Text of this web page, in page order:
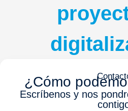
¿Cómo
Escríbenos y nos